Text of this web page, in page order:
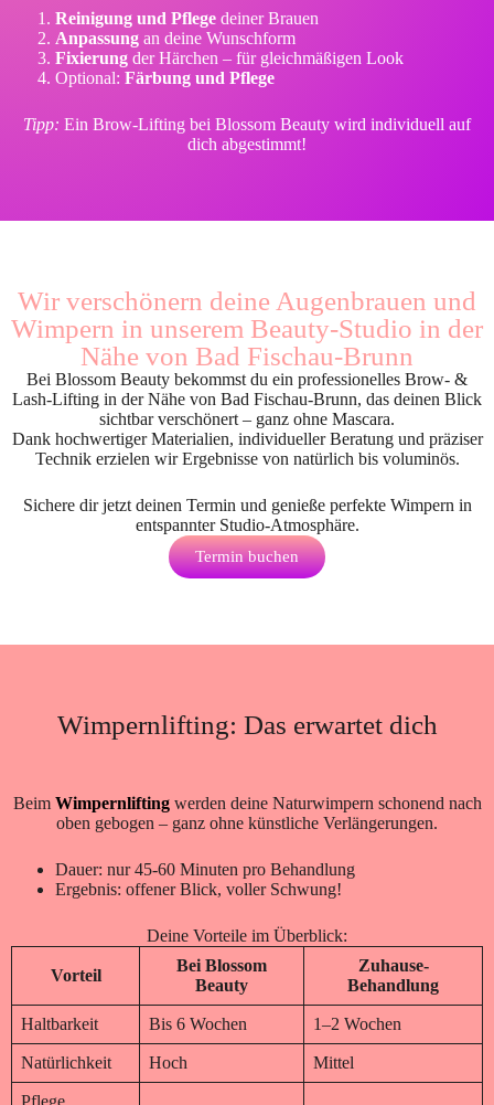
Reinigung und Pflege deiner Brauen
Anpassung an deine Wunschform
Fixierung der Härchen – für gleichmäßigen Look
Optional: Färbung und Pflege
Tipp: Ein Brow-Lifting bei Blossom Beauty wird individuell auf
dich abgestimmt!
Wir verschönern deine Augenbrauen und
Wimpern in unserem Beauty-Studio in der
Nähe von Bad Fischau-Brunn
Bei Blossom Beauty bekommst du ein professionelles Brow- &
Lash-Lifting in der Nähe von Bad Fischau-Brunn, das deinen Blick
sichtbar verschönert – ganz ohne Mascara.
Dank hochwertiger Materialien, individueller Beratung und präziser
Technik erzielen wir Ergebnisse von natürlich bis voluminös.
Sichere dir jetzt deinen Termin und genieße perfekte Wimpern in
entspannter Studio-Atmosphäre.
Termin buchen
Wimpernlifting: Das erwartet dich
Beim Wimpernliftingwerden deine Naturwimpern schonend nach
oben gebogen – ganz ohne künstliche Verlängerungen.
Dauer: nur 45-60 Minuten pro Behandlung
Ergebnis: offener Blick, voller Schwung!
Deine Vorteile im Überblick:
Vorteil
Bei Blossom
Beauty
Zuhause-
Behandlung
Haltbarkeit Bis 6 Wochen 1–2 Wochen
Natürlichkeit Hoch Mittel
Pflege